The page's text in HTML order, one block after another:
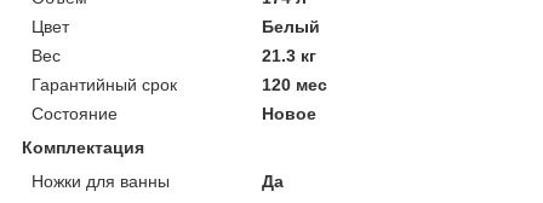
Цвет
Белый
Вес
21.3 кг
Гарантийный срок
120 мес
Состояние
Новое
Комплектация
Ножки для ванны
Да